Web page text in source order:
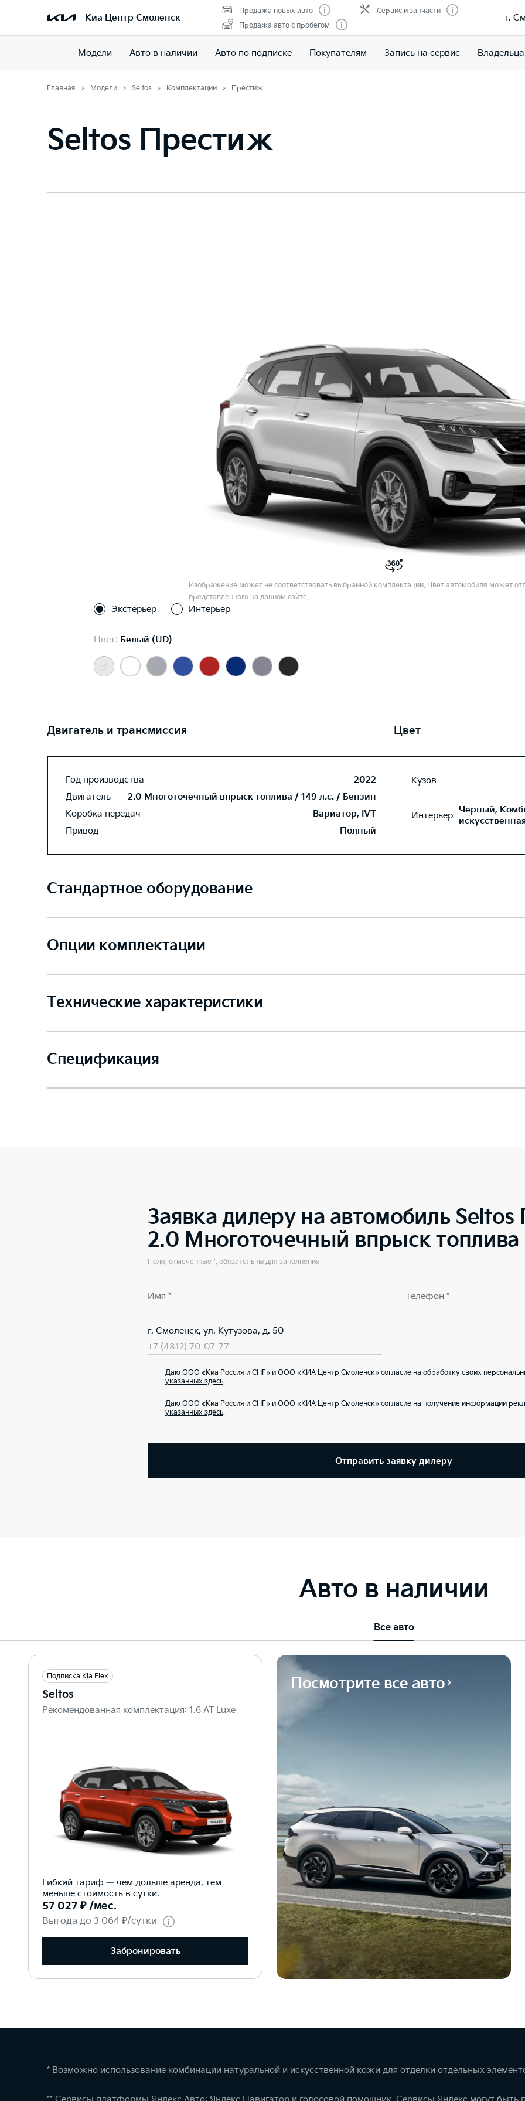
Киа Центр Смоленск
Продажа новых авто
Продажа авто с пробегом
Сервис и запчасти
г.
Модели Авто в наличии Авто по подписке Покупателям Запись на сервис
Главная Модели Seltos Комплектации Престиж
Seltos Престиж
Изображение может не соответствовать выбранной комплектации. Цвет автомобиля может
представленного на данном сайте.
Экстерьер Интерьер
Цвет: Белый (UD)
Двигатель и трансмиссия
Год производства
2022
Двигатель
2.0 Многоточечный впрыск топлива / 149 л.с. / Бензин
Коробка передач
Вариатор, IVT
Привод
Полный
Цвет
Кузов
Интерьер Черный,
Стандартное оборудование
Опции комплектации
Технические характеристики
Спецификация
Заявка дилеру на автомобиль
2.0 Многоточечный впрыск топлива
Поля, отмеченные *, обязательны для заполнения
Имя * Телефон *
г. Смоленск, ул. Кутузова, д. 50
+7 (4812) 70-07-77
Даю ООО «Киа Россия и СНГ» и ООО «КИА Центр Смоленск» согласие на обработку своих
указанных здесь
Даю ООО «Киа Россия и СНГ» и ООО «КИА Центр Смоленск» согласие на получение информации
указанных здесь.
Отправить заявку дилеру
Авто в наличии
Все авто
Подписка Kia Flex
Seltos
Рекомендованная комплектация: 1.6 AT Luxe
Гибкий тариф — чем дольше аренда, тем
меньше стоимость в сутки.
57 027 ₽ /мес.
Выгода до 3 064 ₽/сутки
Забронировать
Посмотрите все авто
* Возможно использование комбинации натуральной и искусственной кожи для отделки отдельных